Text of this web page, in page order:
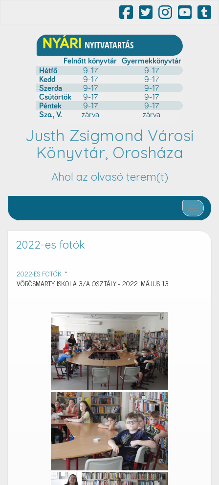
Justh Zsigmond Városi
Könyvtár, Orosháza
Ahol az olvasó terem(t)
Toggle
2022-es fotók
2022-ES FOTÓK »
VÖRÖSMARTY ISKOLA 3/A OSZTÁLY - 2022. MÁJUS 13.